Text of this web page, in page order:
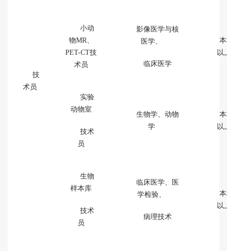
技
术员
小动
物MR、
PET-CT技
术员
影像医学与核
医学、
临床医学
以
实验
动物室
技术
员
生物学、动物
学
以
生物
样本库
技术
员
临床医学、医
学检验、
病理技术
以